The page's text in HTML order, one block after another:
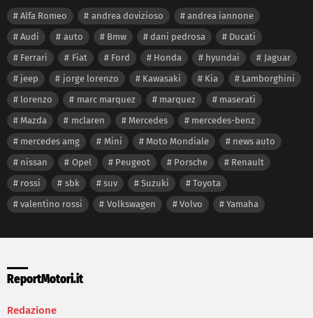
Alfa Romeo andrea dovizioso
andrea iannone
Audi
auto Bmw dani pedrosa
Ducati
Ferrari
Fiat Ford Honda hyundai
Jaguar
jeep
jorge lorenzo Kawasaki Kia
Lamborghini
lorenzo
marc marquez marquez
maserati
Mazda
mclaren Mercedes
mercedes-benz
mercedes amg
Mini Moto Mondiale
news auto
nissan
Opel Peugeot Porsche
Renault
rossi
sbk suv Suzuki
Toyota
valentino rossi
Volkswagen Volvo Yamaha
ReportMotori.it
Redazione